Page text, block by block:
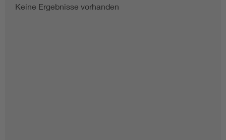
Keine Ergebnisse vorhanden